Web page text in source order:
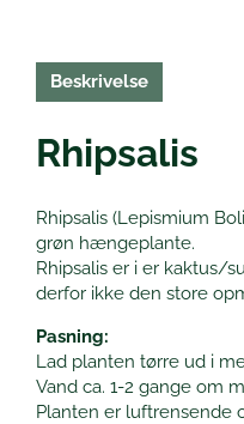
Beskrivelse
Rhipsalis
Rhipsalis (Lepismium
grøn hængeplante.
Rhipsalis er i er kaktus/
derfor ikke den store
Pasning:
Lad planten tørre ud i
Vand ca. 1-2 gange om
Planten er luftrensende